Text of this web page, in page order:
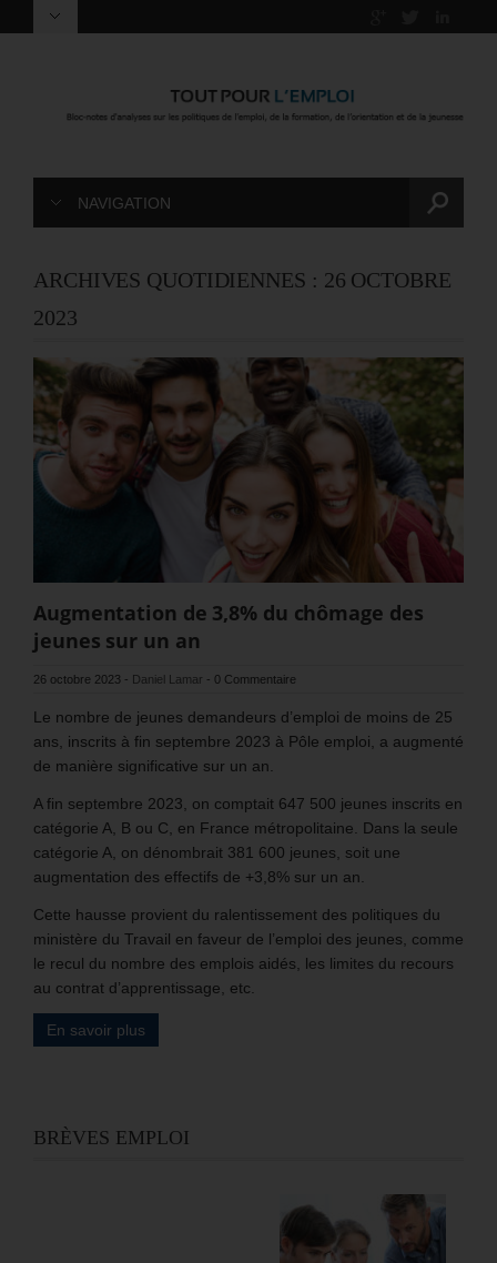
NAVIGATION
ARCHIVES QUOTIDIENNES : 26 OCTOBRE
2023
Augmentation de 3,8% du chômage des
jeunes sur un an
26 octobre 2023 - Daniel Lamar - 0 Commentaire
Le nombre de jeunes demandeurs d’emploi de moins de 25
ans, inscrits à fin septembre 2023 à Pôle emploi, a augmenté
de manière significative sur un an.
A fin septembre 2023, on comptait 647 500 jeunes inscrits en
catégorie A, B ou C, en France métropolitaine. Dans la seule
catégorie A, on dénombrait 381 600 jeunes, soit une
augmentation des effectifs de +3,8% sur un an.
Cette hausse provient du ralentissement des politiques du
ministère du Travail en faveur de l’emploi des jeunes, comme
le recul du nombre des emplois aidés, les limites du recours
au contrat d’apprentissage, etc.
En savoir plus
BRÈVES EMPLOI